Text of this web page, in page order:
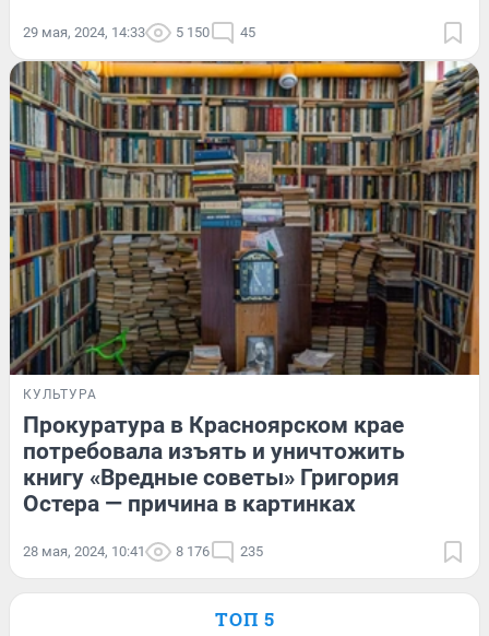
29 мая, 2024, 14:33 5 150 45
КУЛЬТУРА
Прокуратура в Красноярском крае
потребовала изъять и уничтожить
книгу «Вредные советы» Григория
Остера — причина в картинках
28 мая, 2024, 10:41 8 176 235
ТОП 5